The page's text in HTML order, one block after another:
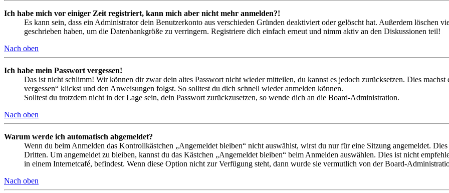
Ich habe mich vor einiger Zeit registriert, kann mich aber nicht mehr anmelden?!
Es kann sein, dass ein Administrator dein Benutzerkonto aus verschieden Gründen deaktiviert oder gelöscht hat. Außerdem löschen
geschrieben haben, um die Datenbankgröße zu verringern. Registriere dich einfach erneut und nimm aktiv an den Diskussionen teil!
Nach oben
Ich habe mein Passwort vergessen!
Das ist nicht schlimm! Wir können dir zwar dein altes Passwort nicht wieder mitteilen, du kannst es jedoch zurücksetzen. Dies
vergessen“ klickst und den Anweisungen folgst. So solltest du dich schnell wieder anmelden können.
Solltest du trotzdem nicht in der Lage sein, dein Passwort zurückzusetzen, so wende dich an die Board-Administration.
Nach oben
Warum werde ich automatisch abgemeldet?
Wenn du beim Anmelden das Kontrollkästchen „Angemeldet bleiben“ nicht auswählst, wirst du nur für eine Sitzung angemeldet.
Dritten. Um angemeldet zu bleiben, kannst du das Kästchen „Angemeldet bleiben“ beim Anmelden auswählen. Dies ist nicht
in einem Internetcafé, befindest. Wenn diese Option nicht zur Verfügung steht, dann wurde sie vermutlich von der Board-
Nach oben